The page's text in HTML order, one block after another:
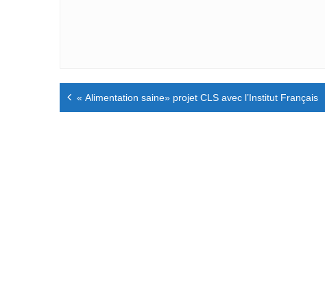
Navigation
de
« Alimentation saine» projet CLS avec l’Institut Français